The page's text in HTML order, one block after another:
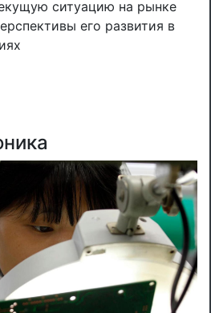
ситуацию на рынке
его развития в